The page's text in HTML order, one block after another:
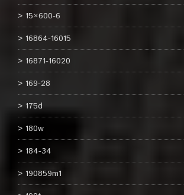
15×600-6
16864-16015
16871-16020
169-28
175d
180w
184-34
190859m1